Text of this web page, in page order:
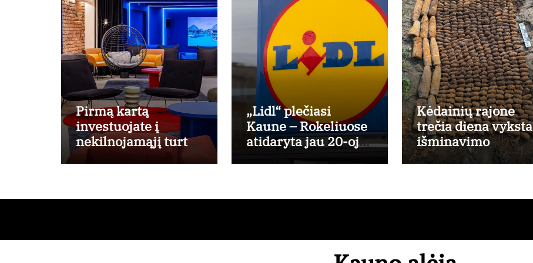
Pirmą kartą
investuojate į
nekilnojamąjį turtą?
Ekspertas pataria,
generuos grąžą
„Lidl“ plečiasi
Kaune – Rokeliuose
atidaryta jau 20-oji
parduotuvė mieste
Kėdainių rajone
trečia diena vyksta
išminavimo
operacija: rastas
karo laikų